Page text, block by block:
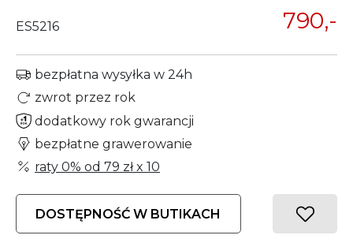
ES5216 790,-
bezpłatna wysyłka w 24h
zwrot przez rok
dodatkowy rok gwarancji
bezpłatne grawerowanie
raty 0% od 79 złx 10
DOSTĘPNOŚĆ W BUTIKACH